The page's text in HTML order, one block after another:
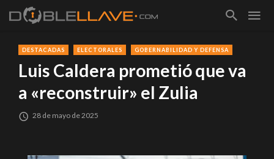
DESTACADAS ELECTORALES GOBERNABILIDAD Y DEFENSA
Luis Caldera prometió que va
a «reconstruir» el Zulia
28 de mayo de 2025